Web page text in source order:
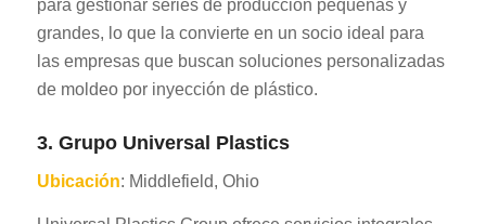
para gestionar series de producción pequeñas y
grandes, lo que la convierte en un socio ideal para
las empresas que buscan soluciones personalizadas
de moldeo por inyección de plástico.
3. Grupo Universal Plastics
Ubicación: Middlefield, Ohio